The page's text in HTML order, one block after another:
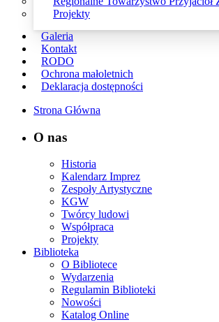
Projekty
Galeria
Kontakt
RODO
Ochrona małoletnich
Deklaracja dostępności
Strona Główna
O nas
Historia
Kalendarz Imprez
Zespoły Artystyczne
KGW
Twórcy ludowi
Współpraca
Projekty
Biblioteka
O Bibliotece
Wydarzenia
Regulamin Biblioteki
Nowości
Katalog Online